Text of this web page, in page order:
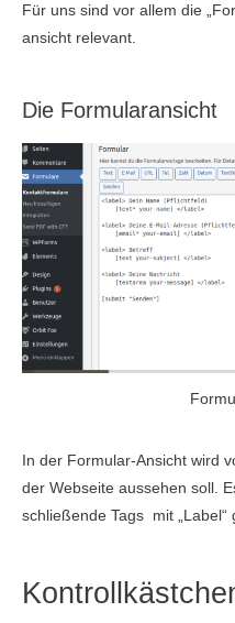
Für uns sind vor allem die
ansicht relevant.
Die Formularansicht
In der Formular-Ansicht wird
der Webseite aussehen soll.
schließende Tags mit „Label“